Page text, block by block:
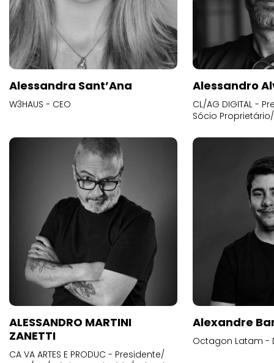
Alessandra Sant’Ana
W3HAUS - CEO
Alessandro
CL/AG DIGITAL -
Sócio
ALESSANDRO MARTINI
ZANETTI
CA VA ARTES E PRODUC - Presidente/
Alexandre
Octagon Latam -